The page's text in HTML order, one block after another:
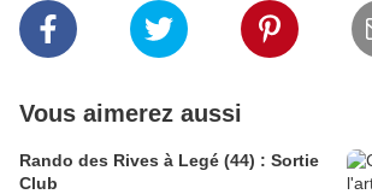
Vous aimerez aussi
Rando des Rives à Legé (44) : Sortie
Club